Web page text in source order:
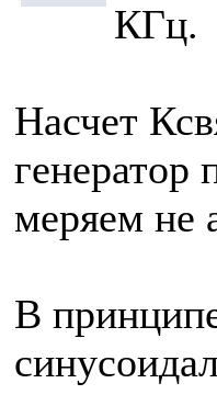
КГц.
Насчет
генератор
меряем не
В